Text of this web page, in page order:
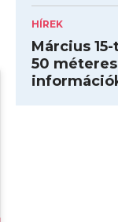
HÍREK
Március
50